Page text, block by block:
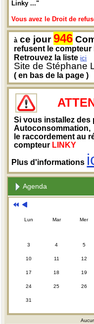
Linky ..."
Vous avez le Droit de
à ce jour946
refusent le compteur
Retrouvez la listeici
Site de Stéphane
( en bas de la page )
Si vous installez
Autoconsommation,
le raccordement au
compteur LINKY
Plus d'informations
Agenda
Lun Mar Mer
3 4 5
10 11 12
17 18 19
24 25 26
31